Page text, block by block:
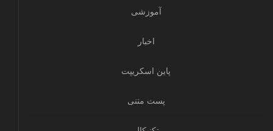
آموزشی
اخبار
پاین اسکریپت
پست متنی